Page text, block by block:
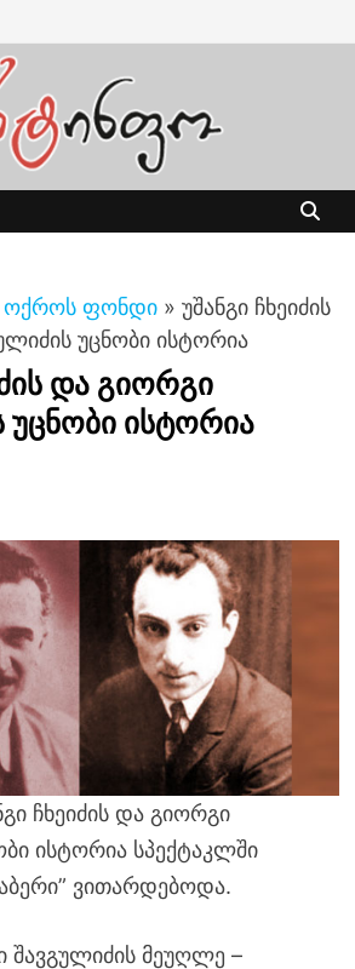
ოქროს ფონდი » უშანგი ჩხეიძის
უცნობი ისტორია
და გიორგი
უცნობი ისტორია
ჩხეიძის და გიორგი
ისტორია სპექტაკლში
ვითარდებოდა.
შავგულიძის მეუღლე –